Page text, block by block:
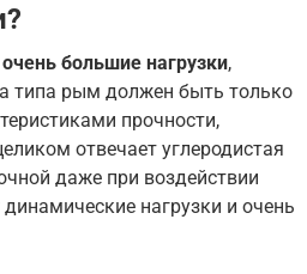
очень большие нагрузки,
типа рым должен быть только
прочности,
отвечает углеродистая
даже при воздействии
нагрузки и очень